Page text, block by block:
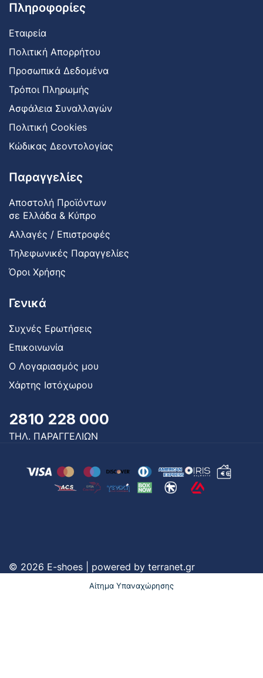
Πληροφορίες
Εταιρεία
Πολιτική Απορρήτου
Προσωπικά Δεδομένα
Τρόποι Πληρωμής
Ασφάλεια Συναλλαγών
Πολιτική Cookies
Κώδικας Δεοντολογίας
Παραγγελίες
Αποστολή Προϊόντων
σε Ελλάδα & Κύπρο
Αλλαγές / Επιστροφές
Τηλεφωνικές Παραγγελίες
Όροι Χρήσης
Γενικά
Συχνές Ερωτήσεις
Επικοινωνία
Ο Λογαριασμός μου
Χάρτης Ιστόχωρου
2810 228 000
ΤΗΛ. ΠΑΡΑΓΓΕΛΙΩΝ
© 2026 E-shoes | powered by terranet.gr
Αίτημα Υπαναχώρησης